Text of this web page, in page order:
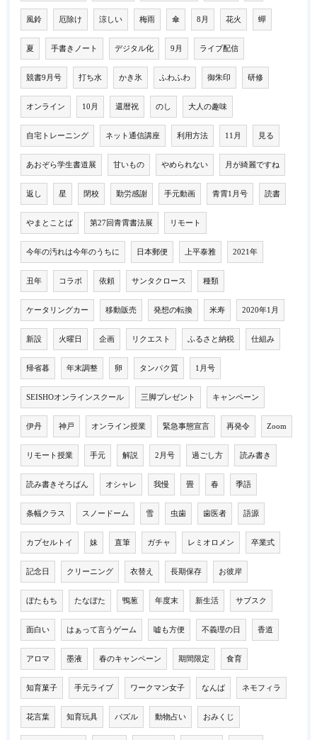
風鈴 厄除け 涼しい 梅雨 傘 8月 花火 蟬
夏 手書きノート デジタル化 9月 ライブ配信
競書9月号 打ち水 かき氷 ふわふわ 御朱印 研修
オンライン 10月 還暦祝 のし 大人の趣味
自宅トレーニング ネット通信講座 利用方法 11月 見る
あおぞら学生書道展 甘いもの やめられない 月が綺麗ですね
返し 星 閉校 勤労感謝 手元動画 青霄1月号 読書
やまとことば 第27回青霄書法展 リモート
今年の汚れは今年のうちに 日本郵便 上平泰雅 2021年
丑年 コラボ 依頼 サンタクロース 種類
ケータリングカー 移動販売 発想の転換 米寿 2020年1月
新設 火曜日 企画 リクエスト ふるさと納税 仕組み
帰省暮 年末調整 卵 タンパク質 1月号
SEISHOオンラインスクール 三脚プレゼント キャンペーン
伊丹 神戸 オンライン授業 緊急事態宣言 再発令 Zoom
リモート授業 手元 解説 2月号 過ごし方 読み書き
読み書きそろばん オシャレ 我慢 畳 春 季語
条幅クラス スノードーム 雪 虫歯 歯医者 語源
カプセルトイ 妹 直筆 ガチャ レミオロメン 卒業式
記念日 クリーニング 衣替え 長期保存 お彼岸
ぼたもち たなぼた 鴨葱 年度末 新生活 サブスク
面白い はぁって言うゲーム 嘘も方便 不義理の日 香道
アロマ 墨液 春のキャンペーン 期間限定 食育
知育菓子 手元ライブ ワークマン女子 なんば ネモフィラ
花言葉 知育玩具 パズル 動物占い おみくじ